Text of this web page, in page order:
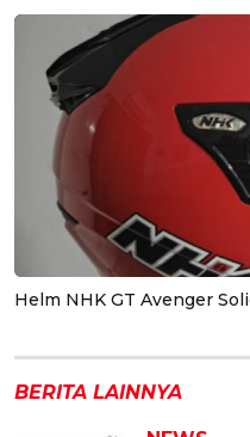
Helm NHK GT Avenger
BERITA LAINNYA